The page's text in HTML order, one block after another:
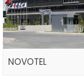
NOVOTEL